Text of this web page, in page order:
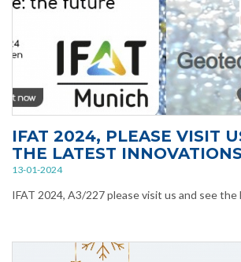
IFAT 2024, PLEASE VISIT
THE LATEST
13-01-2024
IFAT 2024, A3/227 please visit us and see